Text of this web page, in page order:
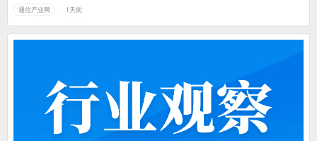
通信产业网 1天前